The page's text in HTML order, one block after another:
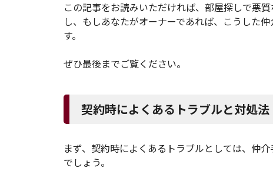
この記事をお読みいただければ、部屋探しで悪
し、もしあなたがオーナーであれば、こうした
す。
ぜひ最後までご覧ください。
契約時によくあるトラブルと対処法
まず、契約時によくあるトラブルとしては、仲
でしょう。